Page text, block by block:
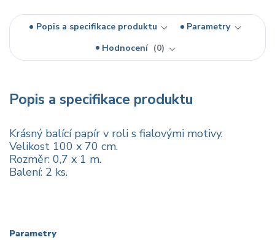
Popis a specifikace produktu
Parametry
Hodnocení
0
Popis a specifikace produktu
Krásný balící papír v roli s fialovými motivy.
Velikost 100 x 70 cm.
Rozměr: 0,7 x 1 m.
Balení: 2 ks.
Parametry